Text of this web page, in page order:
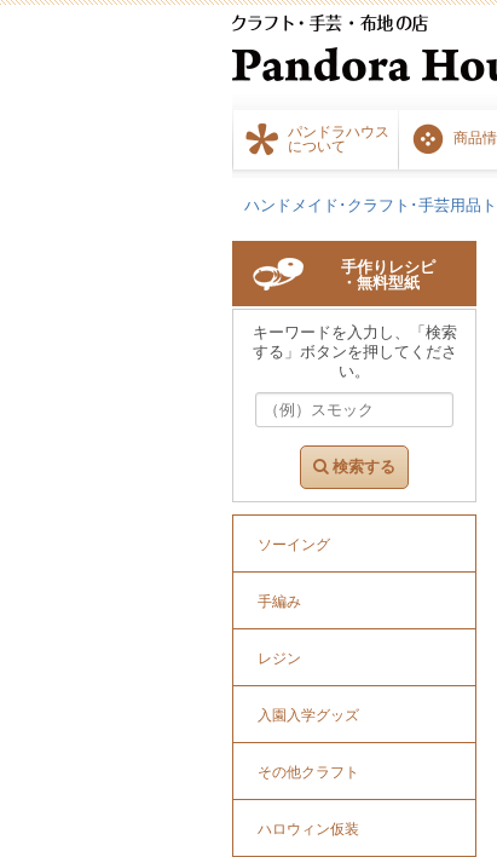
パンドラハウス
について
商品
ハンドメイド･クラフト･手芸用品
手作りレシピ
・無料型紙
キーワードを入力し、「検索
する」ボタンを押してくださ
い。
検索する
ソーイング
手編み
レジン
入園入学グッズ
その他クラフト
ハロウィン仮装